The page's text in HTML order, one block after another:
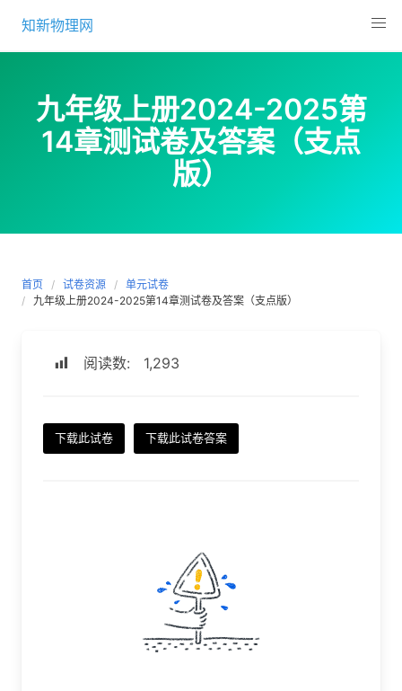
content
知新物理网
九年级上册2024-2025第
14章测试卷及答案（支点
版）
首页 试卷资源
单元试卷
九年级上册2024-2025第14章测试卷及答案（支点版）
阅读数: 1,293
下载此试卷 下载此试卷答案